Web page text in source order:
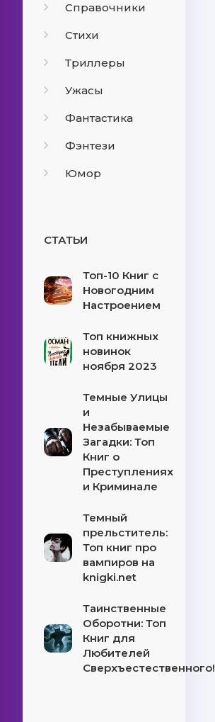
Справочники
Стихи
Триллеры
Ужасы
Фантастика
Фэнтези
Юмор
СТАТЬИ
Топ-10 Книг с
Новогодним
Настроением
Топ книжных
новинок
ноября 2023
Темные Улицы
и
Незабываемые
Загадки: Топ
Книг о
Преступлениях
и Криминале
Темный
прельститель:
Топ книг про
вампиров на
knigki.net
Таинственные
Оборотни: Топ
Книг для
Любителей
Сверхъестественного!